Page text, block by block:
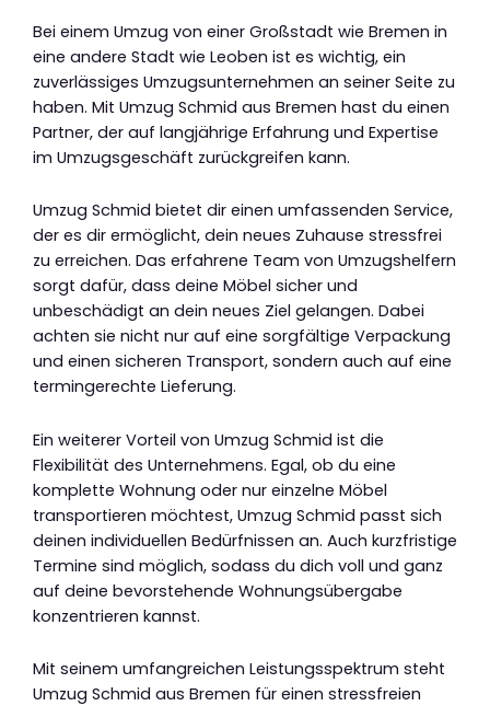
Bei einem Umzug von einer Großstadt wie Bremen in
eine andere Stadt wie Leoben ist es wichtig, ein
zuverlässiges Umzugsunternehmen an seiner Seite zu
haben. Mit Umzug Schmid aus Bremen hast du einen
Partner, der auf langjährige Erfahrung und Expertise
im Umzugsgeschäft zurückgreifen kann.
Umzug Schmid bietet dir einen umfassenden Service,
der es dir ermöglicht, dein neues Zuhause stressfrei
zu erreichen. Das erfahrene Team von Umzugshelfern
sorgt dafür, dass deine Möbel sicher und
unbeschädigt an dein neues Ziel gelangen. Dabei
achten sie nicht nur auf eine sorgfältige Verpackung
und einen sicheren Transport, sondern auch auf eine
termingerechte Lieferung.
Ein weiterer Vorteil von Umzug Schmid ist die
Flexibilität des Unternehmens. Egal, ob du eine
komplette Wohnung oder nur einzelne Möbel
transportieren möchtest, Umzug Schmid passt sich
deinen individuellen Bedürfnissen an. Auch kurzfristige
Termine sind möglich, sodass du dich voll und ganz
auf deine bevorstehende Wohnungsübergabe
konzentrieren kannst.
Mit seinem umfangreichen Leistungsspektrum steht
Umzug Schmid aus Bremen für einen stressfreien